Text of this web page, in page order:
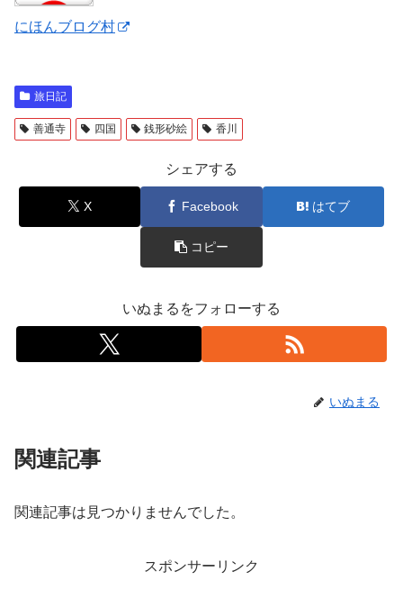
にほんブログ村
旅日記
善通寺 四国 銭形砂絵 香川
シェアする
X Facebook はてブ
コピー
いぬまるをフォローする
いぬまる
関連記事
関連記事は見つかりませんでした。
スポンサーリンク